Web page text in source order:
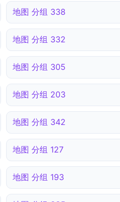
地图 分组 338
地图 分组 332
地图 分组 305
地图 分组 203
地图 分组 342
地图 分组 127
地图 分组 193